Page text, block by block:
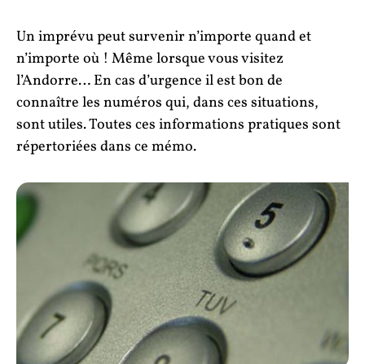
Un imprévu peut survenir n’importe quand et
n’importe où ! Même lorsque vous visitez
l’Andorre… En cas d’urgence il est bon de
connaître les numéros qui, dans ces situations,
sont utiles. Toutes ces informations pratiques sont
répertoriées dans ce mémo.